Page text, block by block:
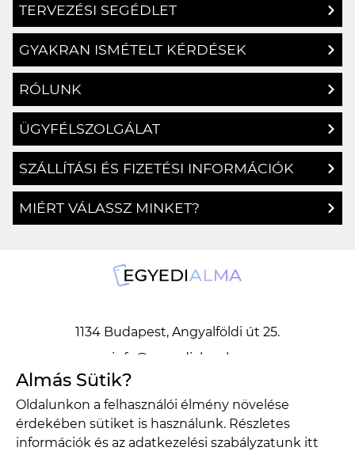
TERVEZÉSI SEGÉDLET
GYAKRAN ISMÉTELT KÉRDÉSEK
RÓLUNK
ÜGYFÉLSZOLGÁLAT
SZÁLLÍTÁSI ÉS FIZETÉSI INFORMÁCIÓK
MIÉRT VÁLASSZ MINKET?
1134 Budapest, Angyalföldi út 25.
info@egyedialma.hu
1134 Budapest, Angyalföldi út 25.
info@egyedialma.hu
Almás Sütik?
Oldalunkon a felhasználói élmény növelése
érdekében sütiket is használunk. Részletes
információk és az adatkezelési szabályzatunk itt